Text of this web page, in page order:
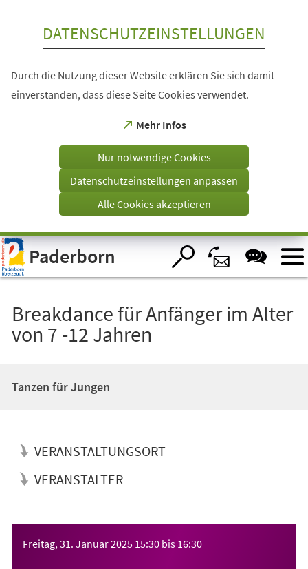
Visuelle
Assistenzsoftware
öffnen.
DATENSCHUTZEINSTELLUNGEN
Durch die Nutzung dieser Website erklären Sie sich damit
einverstanden, dass diese Seite Cookies verwendet.
Mehr Infos
(Öffnet
einem
Tab)
Nur notwendige Cookies
Datenschutzeinstellungen anpassen
Alle Cookies akzeptieren
Paderborn
Breakdance für Anfänger im Alter
von 7 -12 Jahren
Tanzen für Jungen
VERANSTALTUNGSORT
VERANSTALTER
Freitag, 31. Januar 2025 15:30 bis 16:30